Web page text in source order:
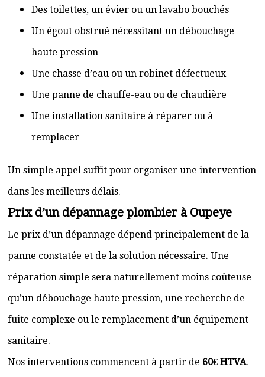
Des toilettes, un évier ou un lavabo bouchés
Un égout obstrué nécessitant un débouchage
haute pression
Une chasse d’eau ou un robinet défectueux
Une panne de chauffe-eau ou de chaudière
Une installation sanitaire à réparer ou à
remplacer
Un simple appel suffit pour organiser une intervention
dans les meilleurs délais.
Prix d’un dépannage plombier à Oupeye
Le prix d’un dépannage dépend principalement de la
panne constatée et de la solution nécessaire. Une
réparation simple sera naturellement moins coûteuse
qu’un débouchage haute pression, une recherche de
fuite complexe ou le remplacement d’un équipement
sanitaire.
Nos interventions commencent à partir de 60€ HTVA.